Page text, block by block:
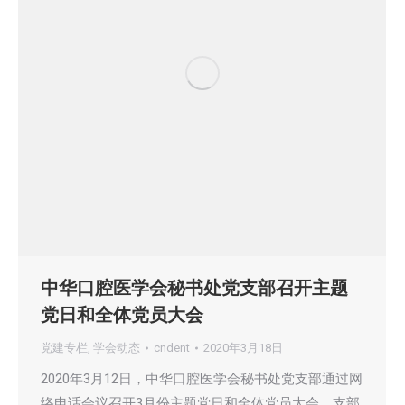
中华口腔医学会秘书处党支部召开主题
党日和全体党员大会
党建专栏, 学会动态 cndent 2020年3月18日
2020年3月12日，中华口腔医学会秘书处党支部通过网